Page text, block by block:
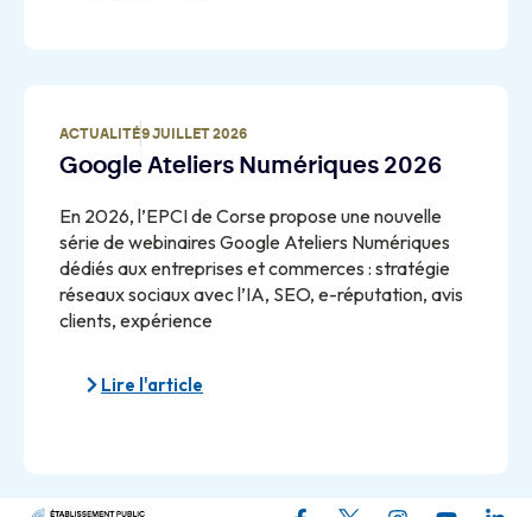
ACTUALITÉ9 JUILLET 2026
Google Ateliers Numériques 2026
En 2026, l’EPCI de Corse propose une nouvelle
série de webinaires Google Ateliers Numériques
dédiés aux entreprises et commerces : stratégie
réseaux sociaux avec l’IA, SEO, e-réputation, avis
clients, expérience
Lire l'article